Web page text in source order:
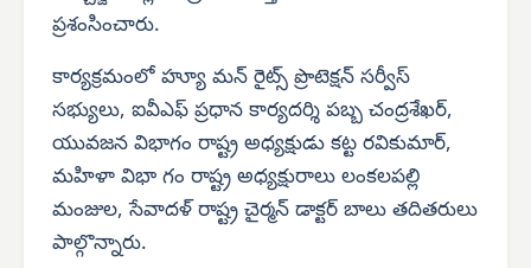
ప్రశంసించారు.
కార్యక్రమంలో హ్యూ మన్ రైట్స్ ప్రొటెక్షన్ సర్వీస్
సభ్యులు, ఐవీఎఫ్ ప్రధాన కార్యదర్శి పబ్బ చంద్రశేఖర్,
యువజన విభాగం రాష్ట్ర అధ్యక్షుడు కట్ట రవికుమార్,
మహిళా విభా గం రాష్ట్ర అధ్యక్షురాలు లంకలపల్లి
మంజుల, సేవాదళ్ రాష్ట్ర చైర్మన్ డాక్టర్ బాలు తదితరులు
పాల్గొన్నారు.